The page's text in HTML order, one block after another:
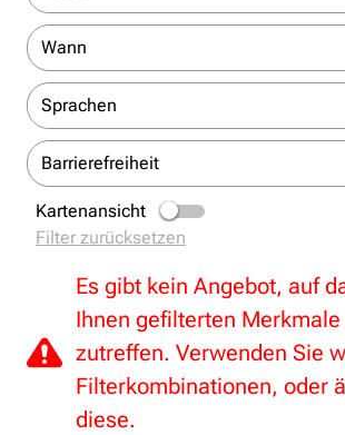
Wann
Sprachen
Barrierefreiheit
Kartenansicht
Filter zurücksetzen
Es gibt kein Angebot, auf
Ihnen gefilterten
zutreffen. Verwenden Sie
Filterkombinationen, oder
diese.